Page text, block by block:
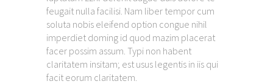
feugait nulla facilisi. Nam liber tempor cum
soluta nobis eleifend option congue nihil
imperdiet doming id quod mazim placerat
facer possim assum. Typi non habent
claritatem insitam; est usus legentis in iis qui
facit eorum claritatem.